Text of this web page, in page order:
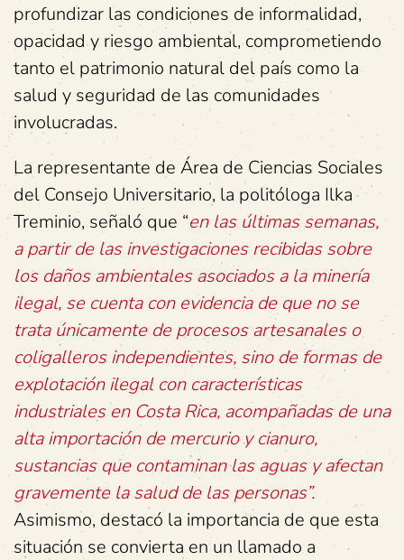
profundizar las condiciones de informalidad,
opacidad y riesgo ambiental, comprometiendo
tanto el patrimonio natural del país como la
salud y seguridad de las comunidades
involucradas.
La representante de Área de Ciencias Sociales
del Consejo Universitario, la politóloga Ilka
Treminio, señaló que “en las últimas semanas,
a partir de las investigaciones recibidas sobre
los daños ambientales asociados a la minería
ilegal, se cuenta con evidencia de que no se
trata únicamente de procesos artesanales o
coligalleros independientes, sino de formas de
explotación ilegal con características
industriales en Costa Rica, acompañadas de una
alta importación de mercurio y cianuro,
sustancias que contaminan las aguas y afectan
gravemente la salud de las personas”.
Asimismo, destacó la importancia de que esta
situación se convierta en un llamado a